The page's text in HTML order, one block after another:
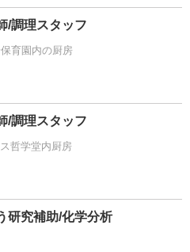
/調理スタッフ
育園内の厨房
/調理スタッフ
哲学堂内厨房
研究補助/化学分析